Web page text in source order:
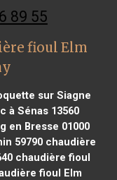
89 55
fioul Elm
sur Siagne
à Sénas 13560
en Bresse 01000
59790chaudière
chaudière fioul
fioul Elm